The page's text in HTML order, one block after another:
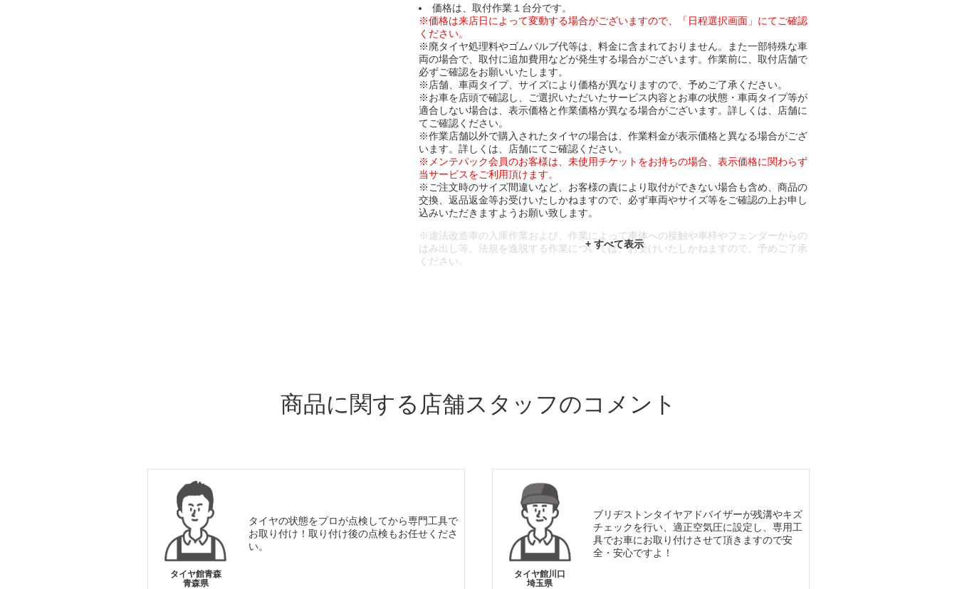
価格は、取付作業１台分です。
※価格は来店日によって変動する場合がございますので、「日程選択画面」にてご確認
ください。
※廃タイヤ処理料やゴムバルブ代等は、料金に含まれておりません。また一部特殊な車
両の場合で、取付に追加費用などが発生する場合がございます。作業前に、取付店舗で
必ずご確認をお願いいたします。
※店舗、車両タイプ、サイズにより価格が異なりますので、予めご了承ください。
※お車を店頭で確認し、ご選択いただいたサービス内容とお車の状態・車両タイプ等が
適合しない場合は、表示価格と作業価格が異なる場合がございます。詳しくは、店舗に
てご確認ください。
※作業店舗以外で購入されたタイヤの場合は、作業料金が表示価格と異なる場合がござ
います。詳しくは、店舗にてご確認ください。
※メンテパック会員のお客様は、未使用チケットをお持ちの場合、表示価格に関わらず
当サービスをご利用頂けます。
※ご注文時のサイズ間違いなど、お客様の責により取付ができない場合も含め、商品の
交換、返品返金等お受けいたしかねますので、必ず車両やサイズ等をご確認の上お申し
込みいただきますようお願い致します。
※違法改造車の入庫作業および、作業によって車体への接触や車枠やフェンダーからの
はみ出し等、法規を逸脱する作業については、お受けいたしかねますので、予めご了承
ください。
商品に関する店舗スタッフのコメント
タイヤ館青森
青森県
タイヤの状態をプロが点検してから専門工具で
お取り付け！取り付け後の点検もお任せくださ
い。
タイヤ館川口
埼玉県
ブリヂストンタイヤアドバイザーが残溝やキズ
チェックを行い、適正空気圧に設定し、専用工
具でお車にお取り付けさせて頂きますので安
全・安心ですよ！